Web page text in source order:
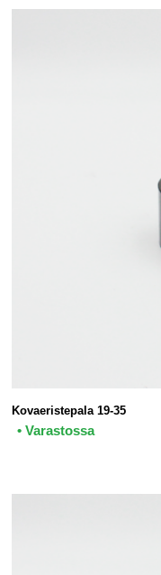
Kovaeristepala 19-35
• Varastossa